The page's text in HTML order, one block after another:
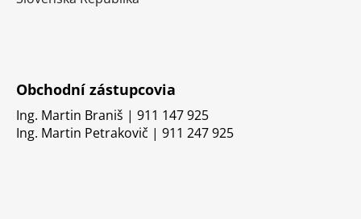
Obchodní zástupcovia
Ing. Martin Braniš | 911 147 925
Ing. Martin Petrakovič | 911 247 925